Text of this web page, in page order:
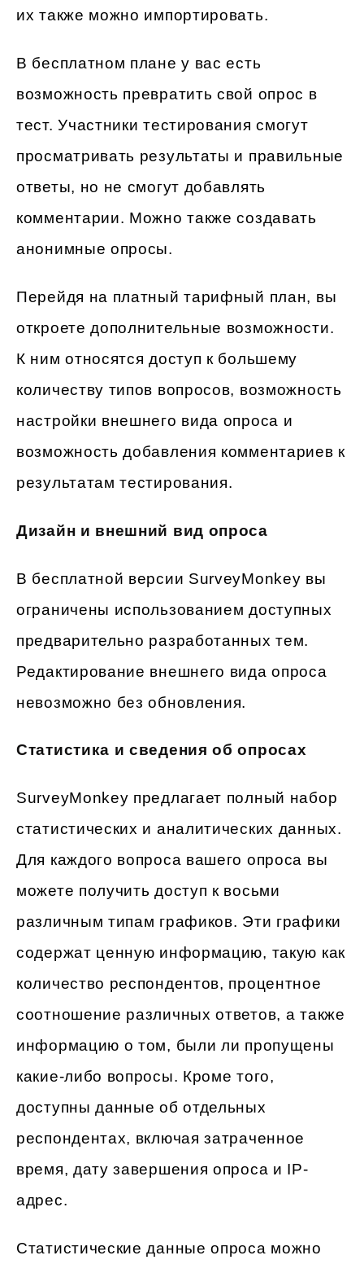
их также можно импортировать.
В бесплатном плане у вас есть
возможность превратить свой опрос в
тест. Участники тестирования смогут
просматривать результаты и правильные
ответы, но не смогут добавлять
комментарии. Можно также создавать
анонимные опросы.
Перейдя на платный тарифный план, вы
откроете дополнительные возможности.
К ним относятся доступ к большему
количеству типов вопросов, возможность
настройки внешнего вида опроса и
возможность добавления комментариев к
результатам тестирования.
Дизайн и внешний вид опроса
В бесплатной версии SurveyMonkey вы
ограничены использованием доступных
предварительно разработанных тем.
Редактирование внешнего вида опроса
невозможно без обновления.
Статистика и сведения об опросах
SurveyMonkey предлагает полный набор
статистических и аналитических данных.
Для каждого вопроса вашего опроса вы
можете получить доступ к восьми
различным типам графиков. Эти графики
содержат ценную информацию, такую как
количество респондентов, процентное
соотношение различных ответов, а также
информацию о том, были ли пропущены
какие-либо вопросы. Кроме того,
доступны данные об отдельных
респондентах, включая затраченное
время, дату завершения опроса и IP-
адрес.
Статистические данные опроса можно